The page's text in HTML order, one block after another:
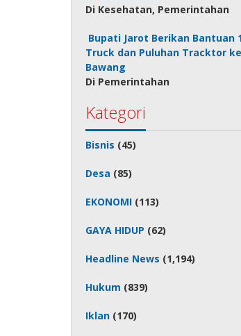
Di Kesehatan, Pemerintahan
Bupati Jarot Berikan Bantuan
Truck dan Puluhan Tracktor
Bawang
Di Pemerintahan
Kategori
Bisnis (45)
Desa (85)
EKONOMI (113)
GAYA HIDUP (62)
Headline News (1,194)
Hukum (839)
Iklan (170)